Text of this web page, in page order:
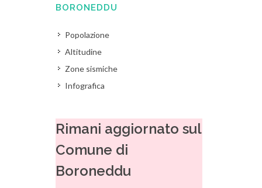
BORONEDDU
Popolazione
Altitudine
Zone sismiche
Infografica
Rimani aggiornato sul
Comune di
Boroneddu